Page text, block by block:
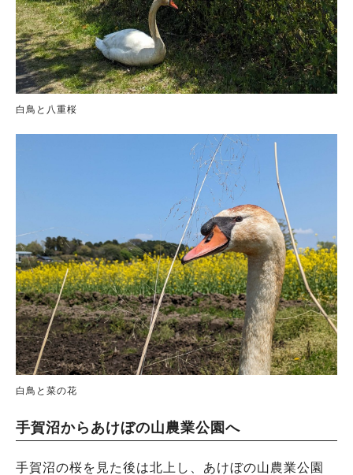
白鳥と八重桜
白鳥と菜の花
手賀沼からあけぼの山農業公園へ
手賀沼の桜を見た後は北上し、あけぼの山農業公園